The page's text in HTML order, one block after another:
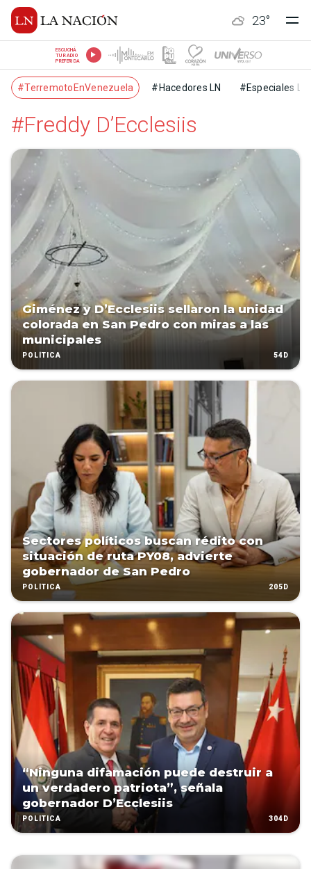
23°
ESCUCHÁ
TU RADIO
PREFERIDA
#TerremotoEnVenezuela #Hacedores LN #Especiales LN
#Freddy D’Ecclesiis
Giménez y D’Ecclesiis sellaron la unidad
colorada en San Pedro con miras a las
municipales
POLÍTICA 54D
Sectores políticos buscan rédito con
situación de ruta PY08, advierte
gobernador de San Pedro
POLÍTICA 205D
“Ninguna difamación puede destruir a
un verdadero patriota”, señala
gobernador D’Ecclesiis
POLÍTICA 304D